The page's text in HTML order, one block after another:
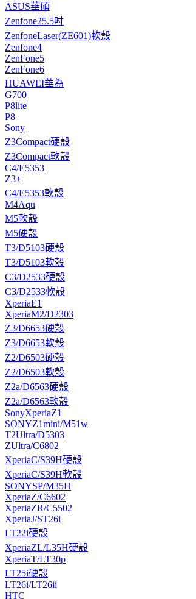
ASUS華碩
Zenfone25.5吋
ZenfoneLaser(ZE601)軟殼
Zenfone4
ZenFone5
ZenFone6
HUAWEI華為
G700
P8lite
P8
Sony
Z3Compact硬殼
Z3Compact軟殼
C4/E5353
Z3+
C4/E5353軟殼
M4Aqu
M5軟殼
M5硬殼
T3/D5103硬殼
T3/D5103軟殼
C3/D2533硬殼
C3/D2533軟殼
XperiaE1
XperiaM2/D2303
Z3/D6653硬殼
Z3/D6653軟殼
Z2/D6503硬殼
Z2/D6503軟殼
Z2a/D6563硬殼
Z2a/D6563軟殼
SonyXperiaZ1
SONYZ1mini/M51w
T2Ultra/D5303
ZUltra/C6802
XperiaC/S39H硬殼
XperiaC/S39H軟殼
SONYSP/M35H
XperiaZ/C6602
XperiaZR/C5502
XperiaJ/ST26i
LT22i硬殼
XperiaZL/L35H硬殼
XperiaT/LT30p
LT25i硬殼
LT26i/LT26ii
HTC